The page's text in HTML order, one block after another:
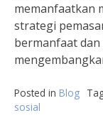
memanfaatkan
strategi
bermanfaat
Posted in Blog
sosial